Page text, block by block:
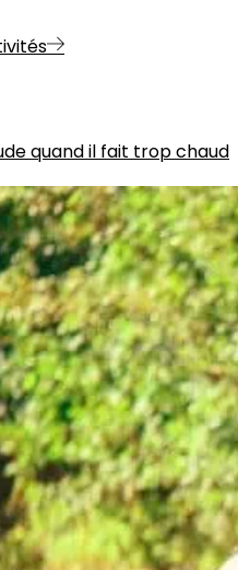
quand il fait trop chaud